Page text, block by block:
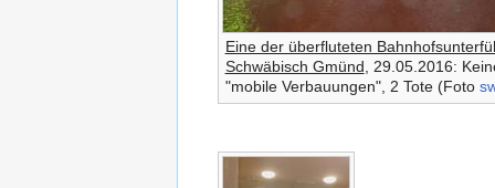
Eine der überfluteten
Schwäbisch Gmünd, 29.05.2016:
"mobile Verbauungen", 2 Tote (Foto